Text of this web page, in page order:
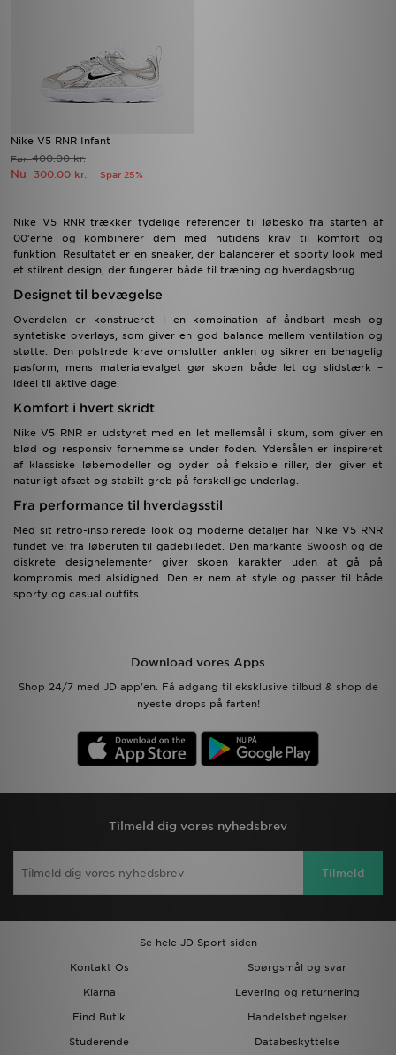
Nike V5 RNR Infant
Før400.00 kr.
Nu 300.00 kr. Spar 25%
Nike V5 RNR trækker tydelige referencer til løbesko fra starten af
00’erne og kombinerer dem med nutidens krav til komfort og
funktion. Resultatet er en sneaker, der balancerer et sporty look med
et stilrent design, der fungerer både til træning og hverdagsbrug.
Designet til bevægelse
Overdelen er konstrueret i en kombination af åndbart mesh og
syntetiske overlays, som giver en god balance mellem ventilation og
støtte. Den polstrede krave omslutter anklen og sikrer en behagelig
pasform, mens materialevalget gør skoen både let og slidstærk –
ideel til aktive dage.
Komfort i hvert skridt
Nike V5 RNR er udstyret med en let mellemsål i skum, som giver en
blød og responsiv fornemmelse under foden. Ydersålen er inspireret
af klassiske løbemodeller og byder på fleksible riller, der giver et
naturligt afsæt og stabilt greb på forskellige underlag.
Fra performance til hverdagsstil
Med sit retro-inspirerede look og moderne detaljer har Nike V5 RNR
fundet vej fra løberuten til gadebilledet. Den markante Swoosh og de
diskrete designelementer giver skoen karakter uden at gå på
kompromis med alsidighed. Den er nem at style og passer til både
sporty og casual outfits.
Download vores Apps
Shop 24/7 med JD app'en. Få adgang til eksklusive tilbud & shop de
nyeste drops på farten!
Tilmeld dig vores nyhedsbrev
Tilmeld
Se hele JD Sport siden
Kontakt Os
Spørgsmål og svar
Klarna
Levering og returnering
Find Butik
Handelsbetingelser
Studerende
Databeskyttelse